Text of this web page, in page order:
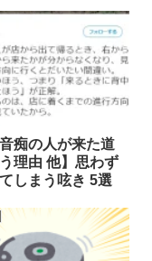
音痴の人が来た道
理由 他】思わず
しまう呟き 5選